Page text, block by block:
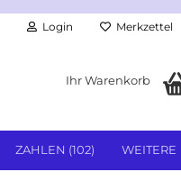
Login Merkzettel
Ihr Warenkorb
ZAHLEN (102) WEITERE